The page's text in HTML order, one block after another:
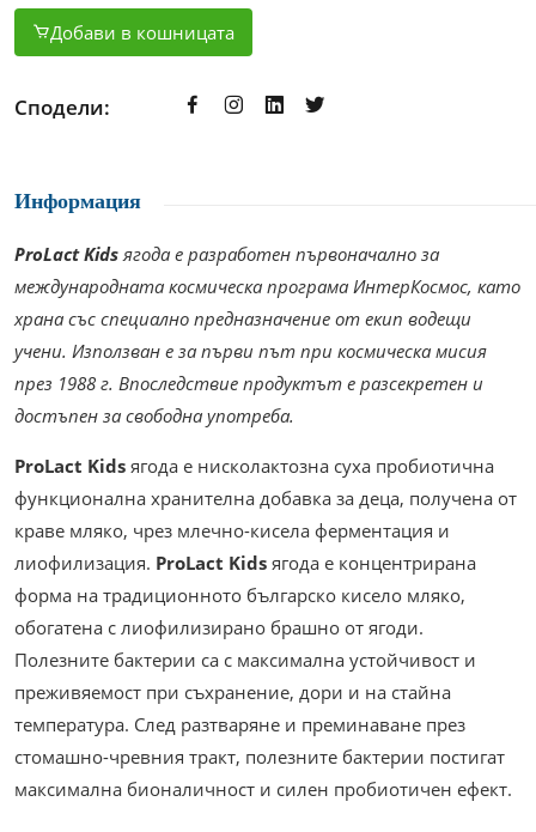
Добави в кошницата
Сподели:
Информация
ProLact Kidsягода е разработен първоначално за
международната космическа програма ИнтерКосмос, като
храна със специално предназначение от екип водещи
учени. Използван е за първи път при космическа мисия
през 1988 г. Впоследствие продуктът е разсекретен и
достъпен за свободна употреба.
ProLact Kids ягода е нисколактозна суха пробиотична
функционална хранителна добавка за деца, получена от
краве мляко, чрез млечно-кисела ферментация и
лиофилизация. ProLact Kids ягода е концентрирана
форма на традиционното българско кисело мляко,
обогатена с лиофилизирано брашно от ягоди.
Полезните бактерии са с максимална устойчивост и
преживяемост при съхранение, дори и на стайна
температура. След разтваряне и преминаване през
стомашно-чревния тракт, полезните бактерии постигат
максимална бионаличност и силен пробиотичен ефект.